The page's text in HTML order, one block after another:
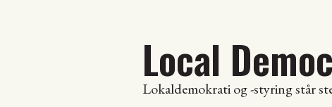
Local
Lokaldemokrati og -styring står